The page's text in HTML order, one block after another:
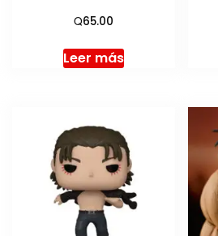
Q65.00
Leer más